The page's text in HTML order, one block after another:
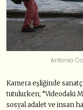
Antonio
Kamera eşliğinde
tutulurken; “Videodaki
sosyal adalet ve insan